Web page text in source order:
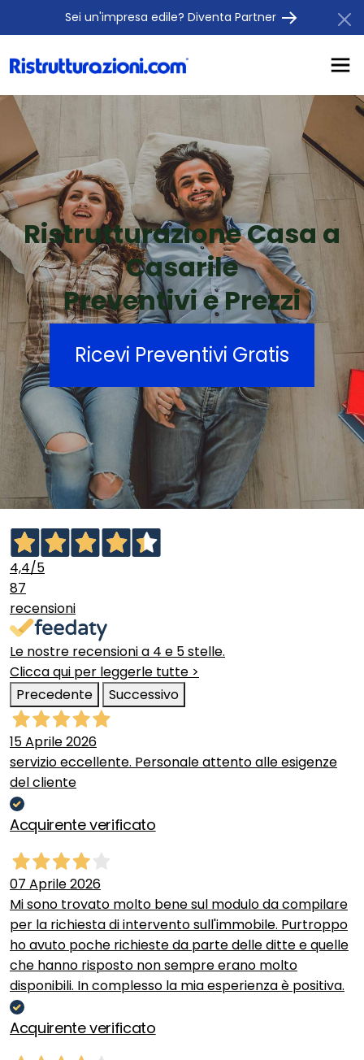
Sei un'impresa edile? Diventa Partner
Ristrutturazione Casa a
Casarile
Preventivi e Prezzi
Ricevi Preventivi Gratis
4,4/5
87
recensioni
Le nostre recensioni a 4 e 5 stelle.
Clicca qui per leggerle tutte >
Precedente
Successivo
15 Aprile 2026
servizio eccellente. Personale attento alle esigenze
del cliente
Acquirente verificato
07 Aprile 2026
Mi sono trovato molto bene sul modulo da compilare
per la richiesta di intervento sull'immobile. Purtroppo
ho avuto poche richieste da parte delle ditte e quelle
che hanno risposto non sempre erano molto
disponibili. In complesso la mia esperienza è positiva.
Acquirente verificato